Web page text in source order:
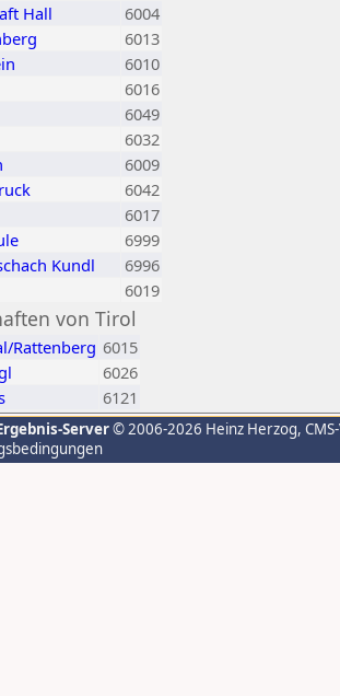
Hall
6004
6013
6010
6016
6049
6032
6009
6042
6017
6999
Kundl
6996
6019
von Tirol
Rattenberg 6015
6026
6121
Server© 2006-2026 Heinz Herzog,